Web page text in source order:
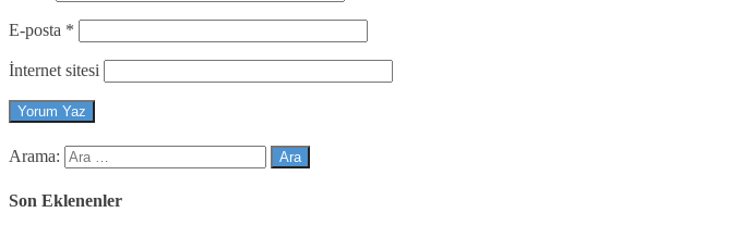
E-posta *
İnternet sitesi
Arama:
Son Eklenenler